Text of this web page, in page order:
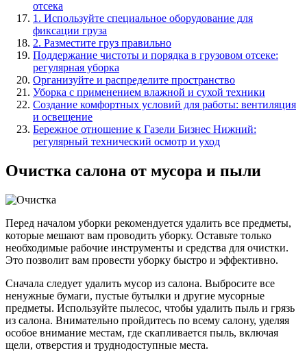
отсека
1. Используйте специальное оборудование для
фиксации груза
2. Разместите груз правильно
Поддержание чистоты и порядка в грузовом отсеке:
регулярная уборка
Организуйте и распределите пространство
Уборка с применением влажной и сухой техники
Создание комфортных условий для работы: вентиляция
и освещение
Бережное отношение к Газели Бизнес Нижний:
регулярный технический осмотр и уход
Очистка салона от мусора и пыли
Перед началом уборки рекомендуется удалить все предметы,
которые мешают вам проводить уборку. Оставьте только
необходимые рабочие инструменты и средства для очистки.
Это позволит вам провести уборку быстро и эффективно.
Сначала следует удалить мусор из салона. Выбросите все
ненужные бумаги, пустые бутылки и другие мусорные
предметы. Используйте пылесос, чтобы удалить пыль и грязь
из салона. Внимательно пройдитесь по всему салону, уделяя
особое внимание местам, где скапливается пыль, включая
щели, отверстия и труднодоступные места.